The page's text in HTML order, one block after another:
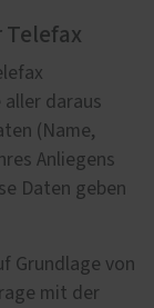
Telefax
daraus
(Name,
Anliegens
Daten geben
Grundlage von
mit der